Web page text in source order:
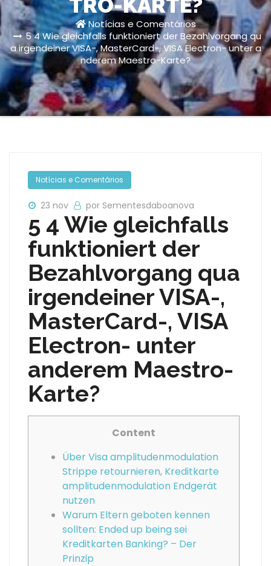
TRO-KARTE?
Notícias e Comentários
5 4 Wie gleichfalls funktioniert der Bezahlvorgang qu
a irgendeiner VISA-, MasterCard-, VISA Electron- unter a
nderem Maestro-Karte?
Notícias e Comentários
23 nov por Sementesdaboanova
5 4 Wie gleichfalls
funktioniert der
Bezahlvorgang qua
irgendeiner VISA-,
MasterCard-, VISA
Electron- unter
anderem Maestro-
Karte?
Content
Über Visa amplitudenmodulation
Strippe retournieren, Kreditkarte
amplitudenmodulation Endgerät
nutzen
Warum Eltern geboten kennen
sollten: Ended up being sei
Kreditkarten Banking? – Der
Prinzip